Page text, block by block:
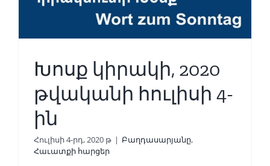
Խոսք կիրակի, 2020
թվականի հուլիսի 4-
ին
Հուլիսի 4-րդ, 2020 թ | Բաղդասարյանը,
Հաւատքի հարցեր